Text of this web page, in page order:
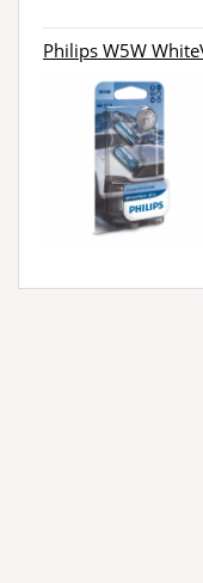
Philips W5W